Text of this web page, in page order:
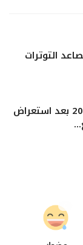
من 3% وسط تصاعد التوترات
مشروع أبو مروات يقترب من الإنتاج في 2027 بعد استعراض